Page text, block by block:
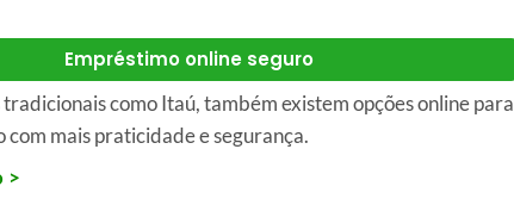
Empréstimo online seguro
como Itaú, também existem opções online para
mais praticidade e segurança.